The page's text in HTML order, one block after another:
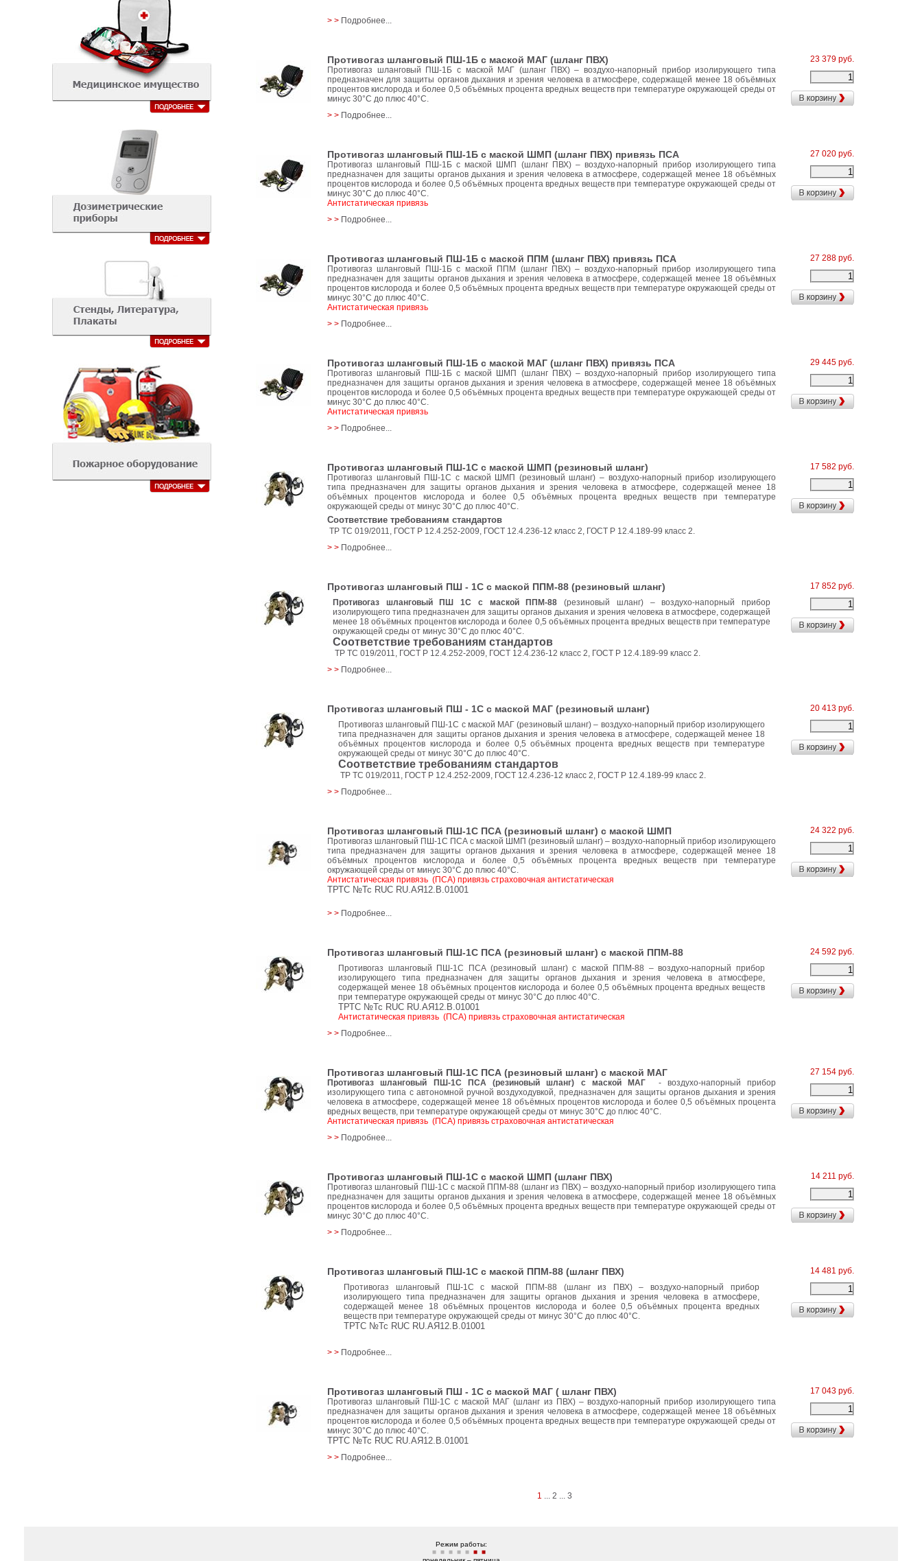
> > Подробнее...
Противогаз шланговый ПШ-1Б с маской МАГ (шланг ПВХ)
Противогаз шланговый ПШ-1Б с маской МАГ (шланг ПВХ) – воздухо-напорный прибор изолирующего типа
предназначен для защиты органов дыхания и зрения человека в атмосфере, содержащей менее 18 объёмных
процентов кислорода и более 0,5 объёмных процента вредных веществ при температуре окружающей среды от
минус 30°C до плюс 40°C.
> > Подробнее...
23 379 руб.
Противогаз шланговый ПШ-1Б с маской ШМП (шланг ПВХ) привязь ПСА
Противогаз шланговый ПШ-1Б с маской ШМП (шланг ПВХ) – воздухо-напорный прибор изолирующего типа
предназначен для защиты органов дыхания и зрения человека в атмосфере, содержащей менее 18 объёмных
процентов кислорода и более 0,5 объёмных процента вредных веществ при температуре окружающей среды от
минус 30°C до плюс 40°C.
Антистатическая привязь
> > Подробнее...
27 020 руб.
Противогаз шланговый ПШ-1Б с маской ППМ (шланг ПВХ) привязь ПСА
Противогаз шланговый ПШ-1Б с маской ППМ (шланг ПВХ) – воздухо-напорный прибор изолирующего типа
предназначен для защиты органов дыхания и зрения человека в атмосфере, содержащей менее 18 объёмных
процентов кислорода и более 0,5 объёмных процента вредных веществ при температуре окружающей среды от
минус 30°C до плюс 40°C.
Антистатическая привязь
> > Подробнее...
27 288 руб.
Противогаз шланговый ПШ-1Б с маской МАГ (шланг ПВХ) привязь ПСА
Противогаз шланговый ПШ-1Б с маской ШМП (шланг ПВХ) – воздухо-напорный прибор изолирующего типа
предназначен для защиты органов дыхания и зрения человека в атмосфере, содержащей менее 18 объёмных
процентов кислорода и более 0,5 объёмных процента вредных веществ при температуре окружающей среды от
минус 30°C до плюс 40°C.
Антистатическая привязь
> > Подробнее...
29 445 руб.
Противогаз шланговый ПШ-1С с маской ШМП (резиновый шланг)
Противогаз шланговый ПШ-1С с маской ШМП (резиновый шланг) – воздухо-напорный прибор изолирующего
типа предназначен для защиты органов дыхания и зрения человека в атмосфере, содержащей менее 18
объёмных процентов кислорода и более 0,5 объёмных процента вредных веществ при температуре
окружающей среды от минус 30°C до плюс 40°C.
Соответствие требованиям стандартов
ТР ТС 019/2011, ГОСТ Р 12.4.252-2009, ГОСТ 12.4.236-12 класс 2, ГОСТ Р 12.4.189-99 класс 2.
> > Подробнее...
17 582 руб.
Противогаз шланговый ПШ - 1С с маской ППМ-88 (резиновый шланг)
Противогаз шланговый ПШ 1С с маской ППМ-88 (резиновый шланг) – воздухо-напорный прибор
изолирующего типа предназначен для защиты органов дыхания и зрения человека в атмосфере, содержащей
менее 18 объёмных процентов кислорода и более 0,5 объёмных процента вредных веществ при температуре
окружающей среды от минус 30°C до плюс 40°C.
Соответствие требованиям стандартов
ТР ТС 019/2011, ГОСТ Р 12.4.252-2009, ГОСТ 12.4.236-12 класс 2, ГОСТ Р 12.4.189-99 класс 2.
> > Подробнее...
17 852 руб.
Противогаз шланговый ПШ - 1С с маской МАГ (резиновый шланг)
Противогаз шланговый ПШ-1С с маской МАГ (резиновый шланг) – воздухо-напорный прибор изолирующего
типа предназначен для защиты органов дыхания и зрения человека в атмосфере, содержащей менее 18
объёмных процентов кислорода и более 0,5 объёмных процента вредных веществ при температуре
окружающей среды от минус 30°C до плюс 40°C.
Соответствие требованиям стандартов
ТР ТС 019/2011, ГОСТ Р 12.4.252-2009, ГОСТ 12.4.236-12 класс 2, ГОСТ Р 12.4.189-99 класс 2.
> > Подробнее...
20 413 руб.
Противогаз шланговый ПШ-1С ПСА (резиновый шланг) с маской ШМП
Противогаз шланговый ПШ-1С ПСА с маской ШМП (резиновый шланг) – воздухо-напорный прибор изолирующего
типа предназначен для защиты органов дыхания и зрения человека в атмосфере, содержащей менее 18
объёмных процентов кислорода и более 0,5 объёмных процента вредных веществ при температуре
окружающей среды от минус 30°C до плюс 40°C.
Антистатическая привязь (ПСА) привязь страховочная антистатическая
ТРТС №Тс RUC RU.АЯ12.В.01001
> > Подробнее...
24 322 руб.
Противогаз шланговый ПШ-1С ПСА (резиновый шланг) с маской ППМ-88
Противогаз шланговый ПШ-1С ПСА (резиновый шланг) с маской ППМ-88 – воздухо-напорный прибор
изолирующего типа предназначен для защиты органов дыхания и зрения человека в атмосфере,
содержащей менее 18 объёмных процентов кислорода и более 0,5 объёмных процента вредных веществ
при температуре окружающей среды от минус 30°C до плюс 40°C.
ТРТС №Тс RUC RU.АЯ12.В.01001
Антистатическая привязь (ПСА) привязь страховочная антистатическая
> > Подробнее...
24 592 руб.
Противогаз шланговый ПШ-1С ПСА (резиновый шланг) с маской МАГ
Противогаз шланговый ПШ-1С ПСА (резиновый шланг) с маской МАГ - воздухо-напорный прибор
изолирующего типа с автономной ручной воздуходувкой, предназначен для защиты органов дыхания и зрения
человека в атмосфере, содержащей менее 18 объёмных процентов кислорода и более 0,5 объёмных процента
вредных веществ, при температуре окружающей среды от минус 30°С до плюс 40°С.
Антистатическая привязь (ПСА) привязь страховочная антистатическая
> > Подробнее...
27 154 руб.
Противогаз шланговый ПШ-1С с маской ШМП (шланг ПВХ)
Противогаз шланговый ПШ-1С с маской ППМ-88 (шланг из ПВХ) – воздухо-напорный прибор изолирующего типа
предназначен для защиты органов дыхания и зрения человека в атмосфере, содержащей менее 18 объёмных
процентов кислорода и более 0,5 объёмных процента вредных веществ при температуре окружающей среды от
минус 30°C до плюс 40°C.
> > Подробнее...
14 211 руб.
Противогаз шланговый ПШ-1С с маской ППМ-88 (шланг ПВХ)
Противогаз шланговый ПШ-1С с маской ППМ-88 (шланг из ПВХ) – воздухо-напорный прибор
изолирующего типа предназначен для защиты органов дыхания и зрения человека в атмосфере,
содержащей менее 18 объёмных процентов кислорода и более 0,5 объёмных процента вредных
веществ при температуре окружающей среды от минус 30°C до плюс 40°C.
ТРТС №Тс RUC RU.АЯ12.В.01001
> > Подробнее...
14 481 руб.
Противогаз шланговый ПШ - 1С с маской МАГ ( шланг ПВХ)
Противогаз шланговый ПШ-1С с маской МАГ (шланг из ПВХ) – воздухо-напорный прибор изолирующего типа
предназначен для защиты органов дыхания и зрения человека в атмосфере, содержащей менее 18 объёмных
процентов кислорода и более 0,5 объёмных процента вредных веществ при температуре окружающей среды от
минус 30°C до плюс 40°C.
ТРТС №Тс RUC RU.АЯ12.В.01001
> > Подробнее...
17 043 руб.
1 ... 2 ... 3
Режим работы: